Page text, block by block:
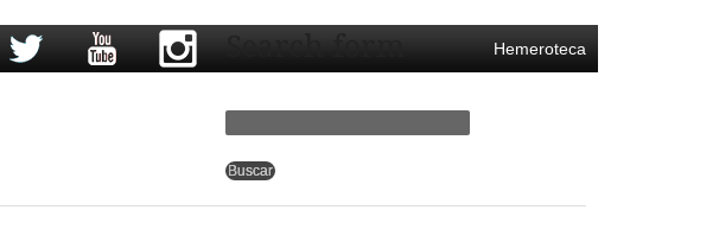
Hemeroteca
Search form